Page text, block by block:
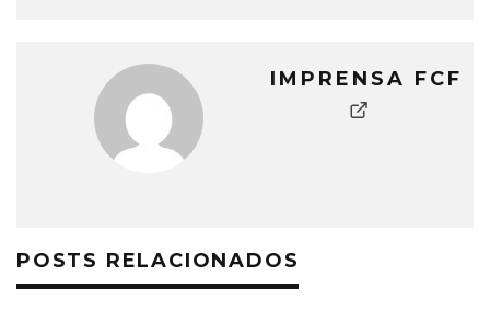
IMPRENSA FCF
POSTS RELACIONADOS